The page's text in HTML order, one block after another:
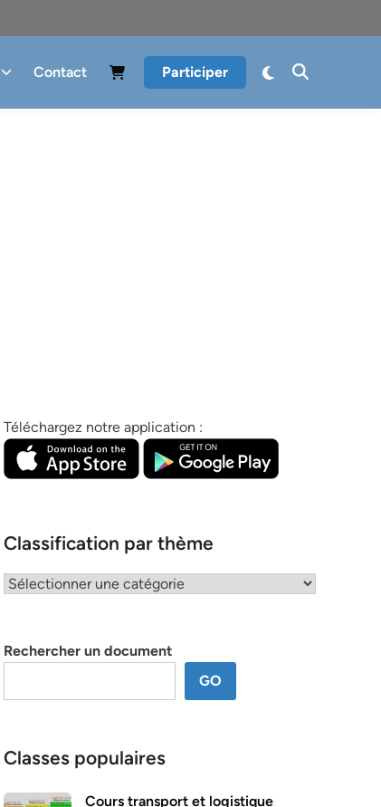
Contact Participer
Téléchargez notre application :
Classification par thème
Classification
Rechercher un document
GO
Classes populaires
Cours transport et logistique